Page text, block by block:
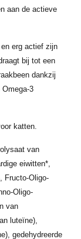
aan de actieve
erg actief zijn
bij tot een
dankzij
3
katten.
van
eiwitten*,
Fructo-Oligo-
Oligo-
van
luteïne),
gedehydreerde